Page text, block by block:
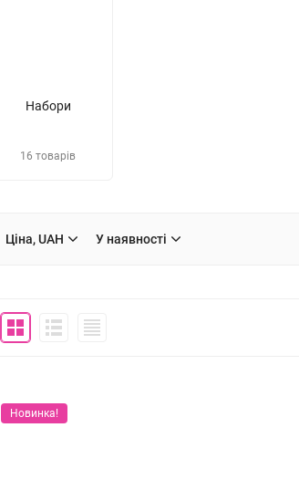
Набори
16 товарів
Ціна, UAH У наявності
Новинка!